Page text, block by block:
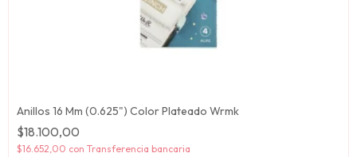
Anillos 16 Mm (0.625") Color Plateado Wrmk
$18.100,00
$16.652,00 con Transferencia bancaria